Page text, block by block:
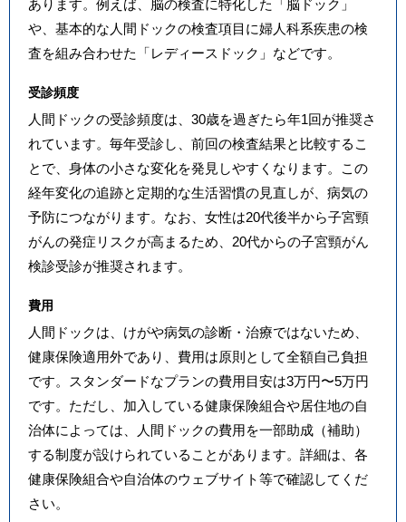
あります。例えば、脳の検査に特化した「脳ドック」
や、基本的な人間ドックの検査項目に婦人科系疾患の検
査を組み合わせた「レディースドック」などです。
受診頻度
人間ドックの受診頻度は、30歳を過ぎたら年1回が推奨さ
れています。毎年受診し、前回の検査結果と比較するこ
とで、身体の小さな変化を発見しやすくなります。この
経年変化の追跡と定期的な生活習慣の見直しが、病気の
予防につながります。なお、女性は20代後半から子宮頸
がんの発症リスクが高まるため、20代からの子宮頸がん
検診受診が推奨されます。
費用
人間ドックは、けがや病気の診断・治療ではないため、
健康保険適用外であり、費用は原則として全額自己負担
です。スタンダードなプランの費用目安は3万円〜5万円
です。ただし、加入している健康保険組合や居住地の自
治体によっては、人間ドックの費用を一部助成（補助）
する制度が設けられていることがあります。詳細は、各
健康保険組合や自治体のウェブサイト等で確認してくだ
さい。